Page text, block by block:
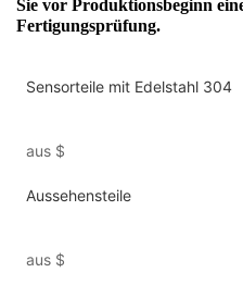
Sie vor Produktionsbeginn
Fertigungsprüfung.
Sensorteile mit Edelstahl 304
aus $
Aussehensteile
aus $